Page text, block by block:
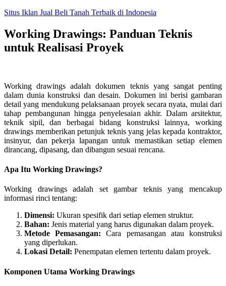
Skip
content
Situs Iklan Jual Beli Tanah Terbaik di Indonesia
Working Drawings: Panduan Teknis
untuk Realisasi Proyek
Working drawings adalah dokumen teknis yang sangat penting
dalam dunia konstruksi dan desain. Dokumen ini berisi gambaran
detail yang mendukung pelaksanaan proyek secara nyata, mulai dari
tahap pembangunan hingga penyelesaian akhir. Dalam arsitektur,
teknik sipil, dan berbagai bidang konstruksi lainnya, working
drawings memberikan petunjuk teknis yang jelas kepada kontraktor,
insinyur, dan pekerja lapangan untuk memastikan setiap elemen
dirancang, dipasang, dan dibangun sesuai rencana.
Apa Itu Working Drawings?
Working drawings adalah set gambar teknis yang mencakup
informasi rinci tentang:
Dimensi: Ukuran spesifik dari setiap elemen struktur.
Bahan: Jenis material yang harus digunakan dalam proyek.
Metode Pemasangan: Cara pemasangan atau konstruksi
yang diperlukan.
Lokasi Detail: Penempatan elemen tertentu dalam proyek.
Komponen Utama Working Drawings